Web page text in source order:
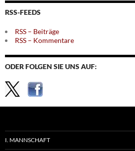
Themen
RSS-FEEDS
RSS – Beiträge
RSS – Kommentare
ODER FOLGEN SIE UNS AUF:
I. MANNSCHAFT